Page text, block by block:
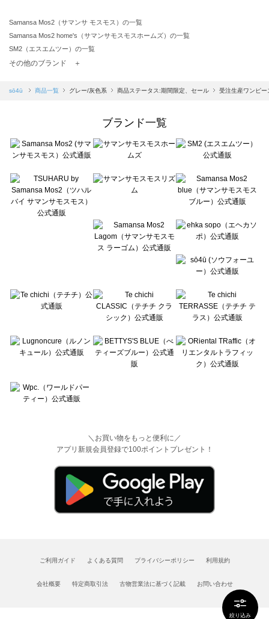
絞り込み
Samansa Mos2（サマンサ モスモス）の一覧
Samansa Mos2 home's（サマンサモスモスホームズ）の一覧
SM2（エスエムツー）の一覧
TSUHARU by Samansa Mos2（ツハルバイサマンサモスモス）の一覧
Samansa Mos2 blue（サマンサモスモス ブルー）の一覧
Te chichi（テチチ）の一覧
Te chichi CLASSIC（テチチ クラシック）の一覧
Lugnoncure（ルノンキュール）の一覧
BETTY'S BLUE（べティーズブルー）の一覧
Wpc.（ワールドパーティー）の一覧
その他のブランド ＋
sō4ū 商品一覧 グレー/灰色系 商品ステータス:期間限定、セール 受注生産ワンピー
ブランド一覧
＼お買い物をもっと便利に／
アプリ新規会員登録で100ポイントプレゼント！
ご利用ガイド よくある質問 プライバシーポリシー 利用規約
会社概要 特定商取引法 古物営業法に基づく記載 お問い合わせ